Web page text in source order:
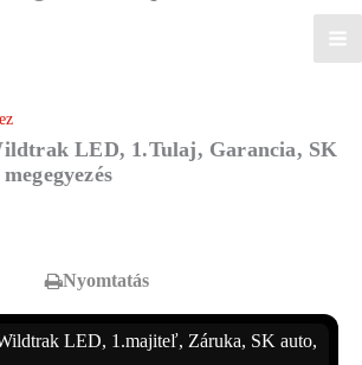
LED, 1.Tulaj, Garancia, SK
Nyomtatás